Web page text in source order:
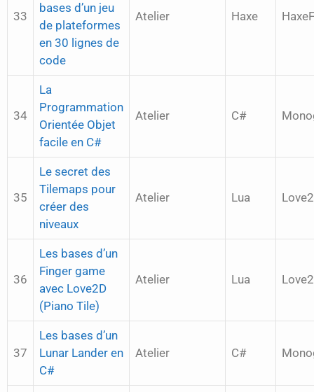
33
bases d’un jeu
de plateformes
en 30 lignes de
code
Atelier Haxe
34
La
Programmation
Orientée Objet
facile en C#
Atelier C#
35
Le secret des
Tilemaps pour
créer des
niveaux
Atelier Lua
36
Les bases d’un
Finger game
avec Love2D
(Piano Tile)
Atelier Lua
37
Les bases d’un
Lunar Lander en
C#
Atelier C#